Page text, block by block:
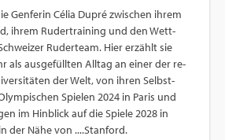
Gen­fe­rin Célia Dupré zwi­schen ihrem
ihrem Ru­der­trai­ning und den Wett­
Ru­der­team. Hier er­zählt sie
als aus­ge­füll­ten All­tag an einer der re­
der Welt, von ihren Selbst­
Spie­len 2024 in Paris und
im Hin­blick auf die Spie­le 2028 in
der Nähe von ....​Stanford.